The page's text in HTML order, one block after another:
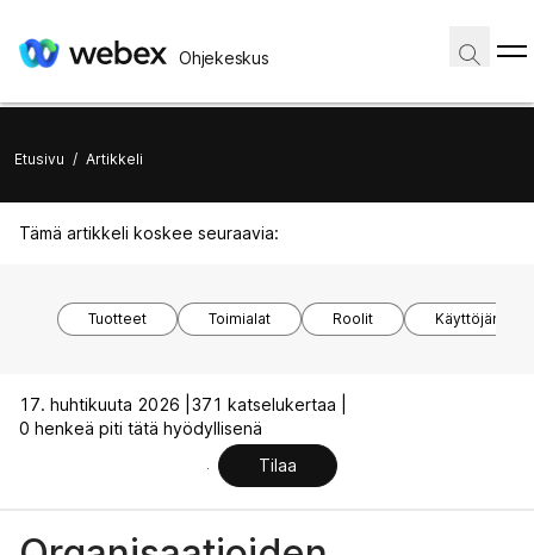
Ohjekeskus
Etusivu / Artikkeli
Tämä artikkeli koskee seuraavia:
Tuotteet Toimialat Roolit
17. huhtikuuta 2026 | 371 katselukertaa |
0 henkeä piti tätä hyödyllisenä
Tilaa